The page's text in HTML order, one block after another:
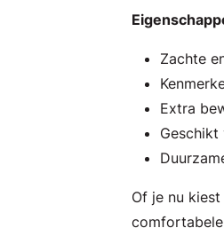
Zachte
Extra
Of je nu